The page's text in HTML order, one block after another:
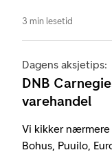
3 min lesetid
Dagens aksjetips:
DNB
varehandel
Vi kikker nærmere
Bohus, Puuilo,